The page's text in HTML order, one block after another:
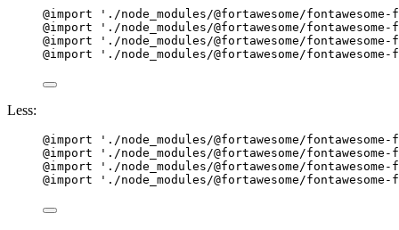
@import ' ./node_modules/@fortawesome/
@import
' ./node_modules/@fortawesome/
@import
' ./node_modules/@fortawesome/
@import
' ./node_modules/@fortawesome/
Less:
@import ' ./node_modules/@fortawesome/
@import
' ./node_modules/@fortawesome/
@import
' ./node_modules/@fortawesome/
@import
' ./node_modules/@fortawesome/